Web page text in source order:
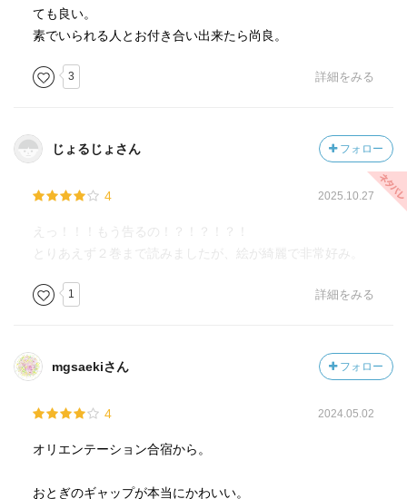
ても良い。
素でいられる人とお付き合い出来たら尚良。
3 詳細をみる
じょるじょさん フォロー
4 2025.10.27
えっ！！！もう告るの！？！？！？！
とりあえず２巻まで読みましたが、絵が綺麗で非常好み。
1 詳細をみる
mgsaekiさん フォロー
4 2024.05.02
オリエンテーション合宿から。
おとぎのギャップが本当にかわいい。